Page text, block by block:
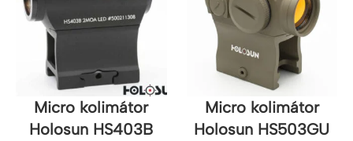
Micro kolimátor
Holosun HS403B
Micro kolimátor
Holosun HS503GU